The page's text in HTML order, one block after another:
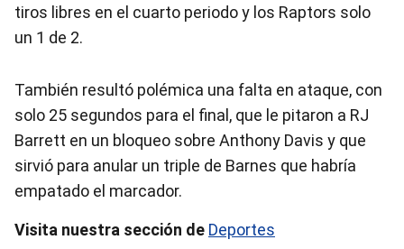
tiros libres en el cuarto periodo y los Raptors solo
un 1 de 2.
También resultó polémica una falta en ataque, con
solo 25 segundos para el final, que le pitaron a RJ
Barrett en un bloqueo sobre Anthony Davis y que
sirvió para anular un triple de Barnes que habría
empatado el marcador.
Visita nuestra sección de Deportes